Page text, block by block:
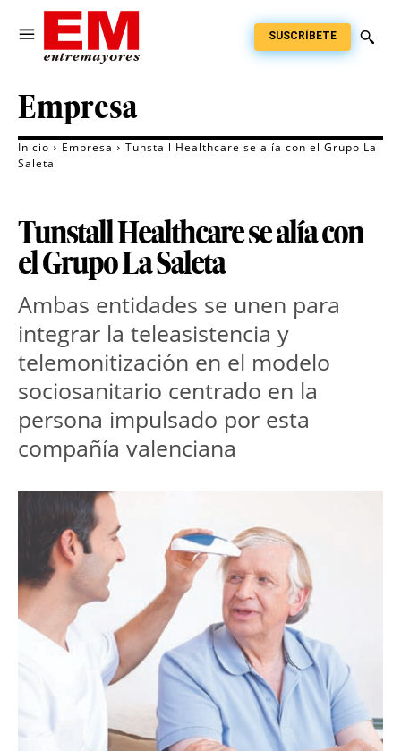
SUSCRÍBETE
Empresa
Inicio Empresa
Tunstall Healthcare se alía con el Grupo La
Saleta
Tunstall Healthcare se alía con
el Grupo La Saleta
Ambas entidades se unen para
integrar la teleasistencia y
telemonitización en el modelo
sociosanitario centrado en la
persona impulsado por esta
compañía valenciana